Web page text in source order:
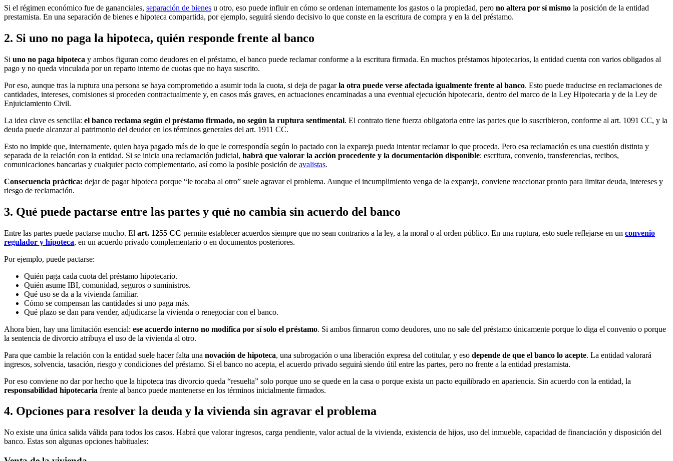
Si el régimen económico fue de gananciales, separación de bienes u otro, eso puede influir en cómo se ordenan internamente los gastos o la propiedad, pero no altera por sí mismo la posición de la entidad
prestamista. En una separación de bienes e hipoteca compartida, por ejemplo, seguirá siendo decisivo lo que conste en la escritura de compra y en la del préstamo.
2. Si uno no paga la hipoteca, quién responde frente al banco
Si uno no paga hipoteca y ambos figuran como deudores en el préstamo, el banco puede reclamar conforme a la escritura firmada. En muchos préstamos hipotecarios, la entidad cuenta con varios obligados al
pago y no queda vinculada por un reparto interno de cuotas que no haya suscrito.
Por eso, aunque tras la ruptura una persona se haya comprometido a asumir toda la cuota, si deja de pagarla otra puede verse afectada igualmente frente al banco. Esto puede traducirse en reclamaciones de
cantidades, intereses, comisiones si proceden contractualmente y, en casos más graves, en actuaciones encaminadas a una eventual ejecución hipotecaria, dentro del marco de la Ley Hipotecaria y de la Ley de
Enjuiciamiento Civil.
La idea clave es sencilla: el banco reclama según el préstamo firmado, no según la ruptura sentimental. El contrato tiene fuerza obligatoria entre las partes que lo suscribieron, conforme al art. 1091 CC, y la
deuda puede alcanzar al patrimonio del deudor en los términos generales del art. 1911 CC.
Esto no impide que, internamente, quien haya pagado más de lo que le correspondía según lo pactado con la expareja pueda intentar reclamar lo que proceda. Pero esa reclamación es una cuestión distinta y
separada de la relación con la entidad. Si se inicia una reclamación judicial, habrá que valorar la acción procedente y la documentación disponible: escritura, convenio, transferencias, recibos,
comunicaciones bancarias y cualquier pacto complementario, así como la posible posición de avalistas.
Consecuencia práctica: dejar de pagar hipoteca porque “le tocaba al otro” suele agravar el problema. Aunque el incumplimiento venga de la expareja, conviene reaccionar pronto para limitar deuda, intereses y
riesgo de reclamación.
3. Qué puede pactarse entre las partes y qué no cambia sin acuerdo del banco
Entre las partes puede pactarse mucho. El art. 1255 CC permite establecer acuerdos siempre que no sean contrarios a la ley, a la moral o al orden público. En una ruptura, esto suele reflejarse en un convenio
regulador y hipoteca, en un acuerdo privado complementario o en documentos posteriores.
Por ejemplo, puede pactarse:
Quién paga cada cuota del préstamo hipotecario.
Quién asume IBI, comunidad, seguros o suministros.
Qué uso se da a la vivienda familiar.
Cómo se compensan las cantidades si uno paga más.
Qué plazo se dan para vender, adjudicarse la vivienda o renegociar con el banco.
Ahora bien, hay una limitación esencial: ese acuerdo interno no modifica por sí solo el préstamo. Si ambos firmaron como deudores, uno no sale del préstamo únicamente porque lo diga el convenio o porque
la sentencia de divorcio atribuya el uso de la vivienda al otro.
Para que cambie la relación con la entidad suele hacer falta una novación de hipoteca, una subrogación o una liberación expresa del cotitular, y eso depende de que el banco lo acepte. La entidad valorará
ingresos, solvencia, tasación, riesgo y condiciones del préstamo. Si el banco no acepta, el acuerdo privado seguirá siendo útil entre las partes, pero no frente a la entidad prestamista.
Por eso conviene no dar por hecho que la hipoteca tras divorcio queda “resuelta” solo porque uno se quede en la casa o porque exista un pacto equilibrado en apariencia. Sin acuerdo con la entidad, la
responsabilidad hipotecaria frente al banco puede mantenerse en los términos inicialmente firmados.
4. Opciones para resolver la deuda y la vivienda sin agravar el problema
No existe una única salida válida para todos los casos. Habrá que valorar ingresos, carga pendiente, valor actual de la vivienda, existencia de hijos, uso del inmueble, capacidad de financiación y disposición del
banco. Estas son algunas opciones habituales: